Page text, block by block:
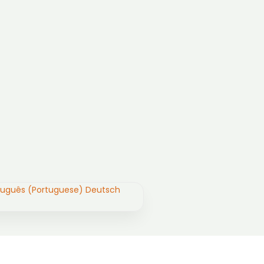
(Portuguese) Deutsch